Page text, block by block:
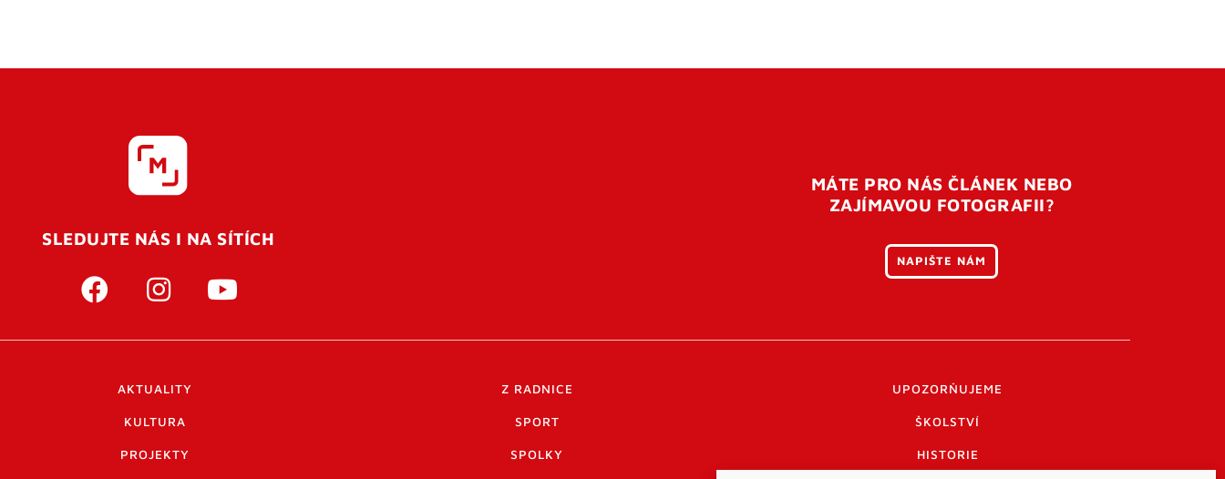
SLEDUJTE NÁS I NA SÍTÍCH
MÁTE PRO NÁS ČLÁNEK NEBO
ZAJÍMAVOU FOTOGRAFII?
NAPIŠTE NÁM
AKTUALITY Z RADNICE UPOZORŇUJEME
KULTURA SPORT ŠKOLSTVÍ
PROJEKTY SPOLKY HISTORIE